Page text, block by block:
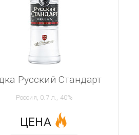
Русский Стандарт
Россия, 0.7 л., 40%
ЦЕНА